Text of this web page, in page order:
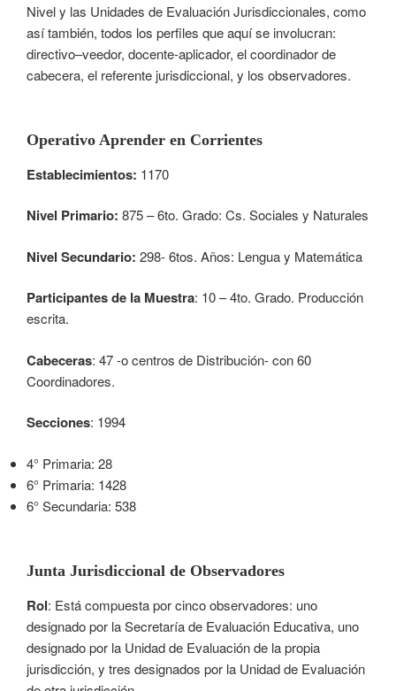
Nivel y las Unidades de Evaluación Jurisdiccionales, como
así también, todos los perfiles que aquí se involucran:
directivo–veedor, docente-aplicador, el coordinador de
cabecera, el referente jurisdiccional, y los observadores.
Operativo Aprender en Corrientes
Establecimientos: 1170
Nivel Primario: 875 – 6to. Grado: Cs. Sociales y Naturales
Nivel Secundario: 298- 6tos. Años: Lengua y Matemática
Participantes de la Muestra: 10 – 4to. Grado. Producción
escrita.
Cabeceras: 47 -o centros de Distribución- con 60
Coordinadores.
Secciones: 1994
4° Primaria: 28
6° Primaria: 1428
6° Secundaria: 538
Junta Jurisdiccional de Observadores
Rol: Está compuesta por cinco observadores: uno
designado por la Secretaría de Evaluación Educativa, uno
designado por la Unidad de Evaluación de la propia
jurisdicción, y tres designados por la Unidad de Evaluación